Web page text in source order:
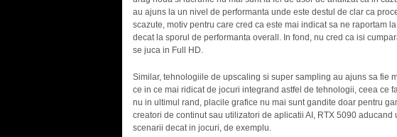
au ajuns la un nivel de performanta unde este destul de clar ca
scazute, motiv pentru care cred ca este mai indicat sa ne raportam
decat la sporul de performanta overall. In fond, nu cred ca isi
se juca in Full HD.
Similar, tehnologiile de upscaling si super sampling au ajuns sa fie
ce in ce mai ridicat de jocuri integrand astfel de tehnologii, ceea ce
nu in ultimul rand, placile grafice nu mai sunt gandite doar pentru
creatori de continut sau utilizatori de aplicatii AI, RTX 5090
scenarii decat in jocuri, de exemplu.